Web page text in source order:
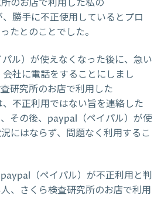
のお店で利用した私の
勝手に不正使用しているとプロ
たとのことでした。
ル）が使えなくなった後に、急い
社に電話をすることにしまし
研究所のお店で利用した
不正利用ではない旨を連絡した
その後、paypal（ペイパル）が使
にはならず、問題なく利用するこ
（ペイパル）が不正利用と判
、さくら検査研究所のお店で利用